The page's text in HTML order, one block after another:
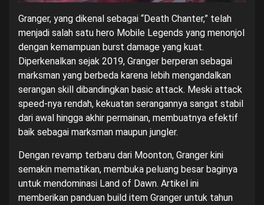
Granger, yang dikenal sebagai “Death Chanter,” telah
menjadi salah satu hero Mobile Legends yang menonjol
dengan kemampuan burst damage yang kuat.
Diperkenalkan sejak 2019, Granger berperan sebagai
marksman yang berbeda karena lebih mengandalkan
serangan skill dibandingkan basic attack. Meski attack
speed-nya rendah, kekuatan serangannya sangat stabil
dari awal hingga akhir permainan, membuatnya efektif
baik sebagai marksman maupun jungler.
Dengan revamp terbaru dari Moonton, Granger kini
semakin mematikan, membuka peluang besar baginya
untuk mendominasi Land of Dawn. Artikel ini
memberikan panduan build item Granger untuk tahun